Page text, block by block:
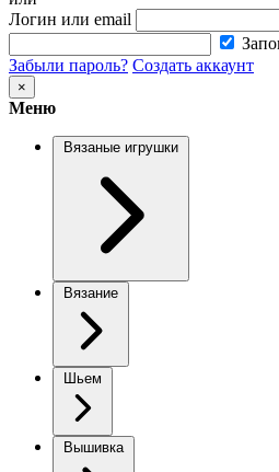
Логин или email
Забыли пароль? Создать аккаунт
×
Меню
Вязаные игрушки
Вязание
Шьем
Вышивка